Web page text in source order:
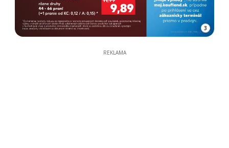
3
REKLAMA